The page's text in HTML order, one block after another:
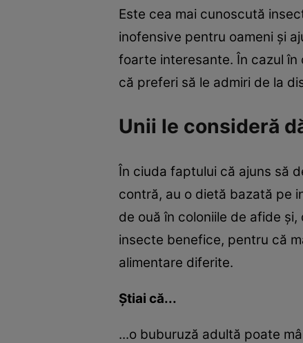
Este cea mai cunoscută
inofensive pentru oameni şi
foarte interesante. În cazul
că preferi să le admiri de la
Unii le consideră
În ciuda faptului că ajuns să
contră, au o dietă bazată pe
de ouă în coloniile de afide
insecte benefice, pentru că
alimentare diferite.
Ştiai că...
...o buburuză adultă poate